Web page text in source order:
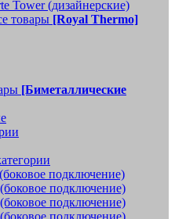
Tower (дизайнерские)
товары [Royal Thermo]
[Биметаллические
подключение)
подключение)
подключение)
подключение)